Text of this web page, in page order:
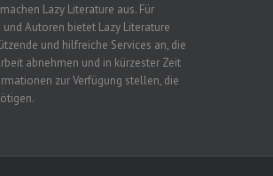
Lazy Literature aus. Für
und Autoren bietet Lazy Literature
und hilfreiche Services an, die
abnehmen und in kürzester Zeit
zur Verfügung stellen, die